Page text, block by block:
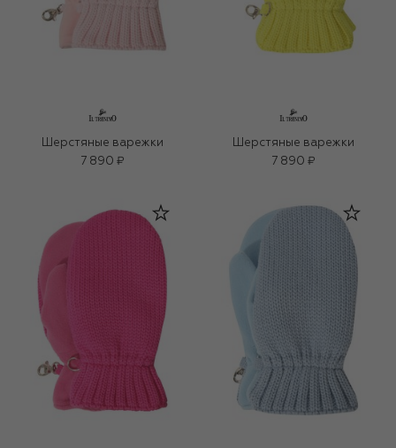
Шерстяные варежки
7 890 ₽
Шерстяные варежки
7 890 ₽